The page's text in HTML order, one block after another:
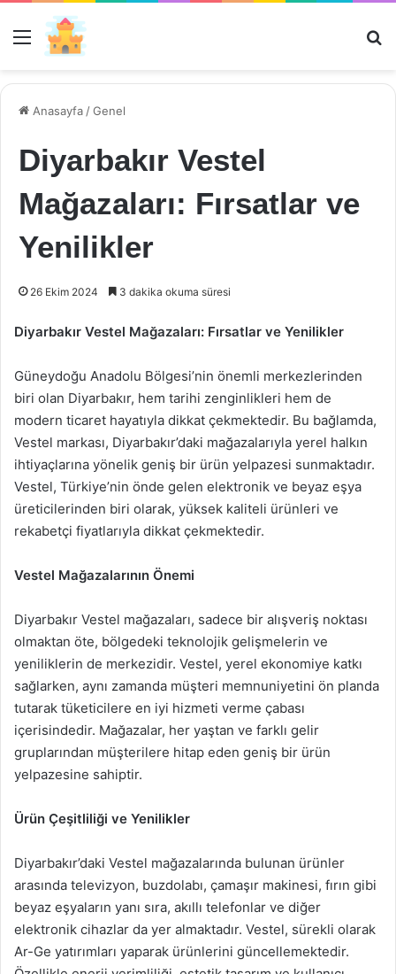
Menü
Anasayfa /Genel
Diyarbakır Vestel
Mağazaları: Fırsatlar ve
Yenilikler
26 Ekim 2024 3 dakika okuma süresi
Diyarbakır Vestel Mağazaları: Fırsatlar ve Yenilikler
Güneydoğu Anadolu Bölgesi’nin önemli merkezlerinden
biri olan Diyarbakır, hem tarihi zenginlikleri hem de
modern ticaret hayatıyla dikkat çekmektedir. Bu bağlamda,
Vestel markası, Diyarbakır’daki mağazalarıyla yerel halkın
ihtiyaçlarına yönelik geniş bir ürün yelpazesi sunmaktadır.
Vestel, Türkiye’nin önde gelen elektronik ve beyaz eşya
üreticilerinden biri olarak, yüksek kaliteli ürünleri ve
rekabetçi fiyatlarıyla dikkat çekmektedir.
Vestel Mağazalarının Önemi
Diyarbakır Vestel mağazaları, sadece bir alışveriş noktası
olmaktan öte, bölgedeki teknolojik gelişmelerin ve
yeniliklerin de merkezidir. Vestel, yerel ekonomiye katkı
sağlarken, aynı zamanda müşteri memnuniyetini ön planda
tutarak tüketicilere en iyi hizmeti verme çabası
içerisindedir. Mağazalar, her yaştan ve farklı gelir
gruplarından müşterilere hitap eden geniş bir ürün
yelpazesine sahiptir.
Ürün Çeşitliliği ve Yenilikler
Diyarbakır’daki Vestel mağazalarında bulunan ürünler
arasında televizyon, buzdolabı, çamaşır makinesi, fırın gibi
beyaz eşyaların yanı sıra, akıllı telefonlar ve diğer
elektronik cihazlar da yer almaktadır. Vestel, sürekli olarak
Ar-Ge yatırımları yaparak ürünlerini güncellemektedir.